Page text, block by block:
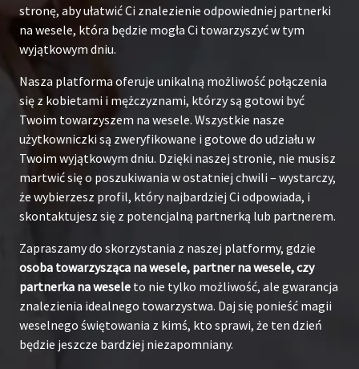
stronę, aby ułatwić Ci znalezienie odpowiedniej partnerki
na wesele, która będzie mogła Ci towarzyszyć w tym
wyjątkowym dniu.
Nasza platforma oferuje unikalną możliwość połączenia
się z kobietami i mężczyznami, którzy są gotowi być
Twoim towarzyszem na wesele. Wszystkie nasze
użytkowniczki są zweryfikowane i gotowe do udziału w
Twoim wyjątkowym dniu. Dzięki naszej stronie, nie musisz
martwić się o poszukiwania w ostatniej chwili – wystarczy,
że wybierzesz profil, który najbardziej Ci odpowiada, i
skontaktujesz się z potencjalną partnerką lub partnerem.
Zapraszamy do skorzystania z naszej platformy, gdzie
osoba towarzysząca na wesele, partner na wesele, czy
partnerka na wesele to nie tylko możliwość, ale gwarancja
znalezienia idealnego towarzystwa. Daj się ponieść magii
weselnego świętowania z kimś, kto sprawi, że ten dzień
będzie jeszcze bardziej niezapomniany.